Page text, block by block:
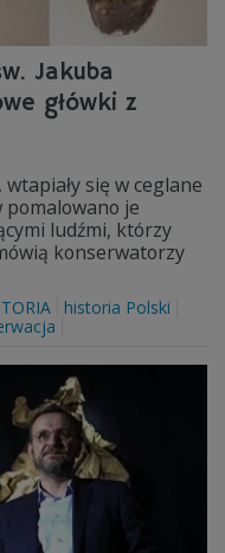
Jakuba
główki z
wtapiały się w ceglane
je
ludźmi, którzy
konserwatorzy
historia Polski